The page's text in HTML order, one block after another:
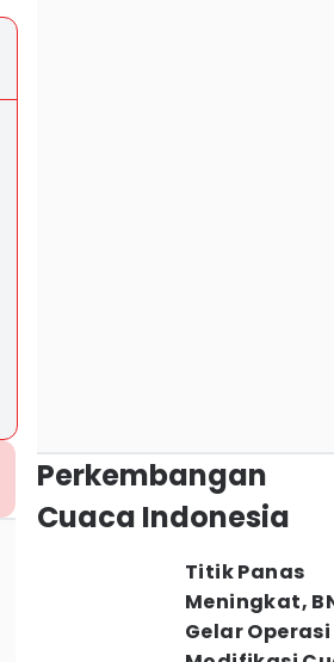
Perkembangan
Cuaca Indonesia
Titik Panas
Meningkat,
Gelar Operasi